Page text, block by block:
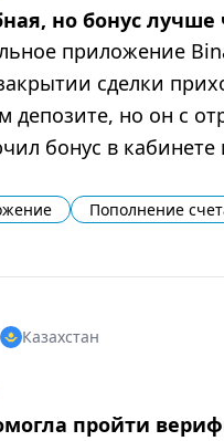
но бонус лучше
приложение
сделки
депозите, но он с
бонус в
Пополнение
Казахстан
пройти